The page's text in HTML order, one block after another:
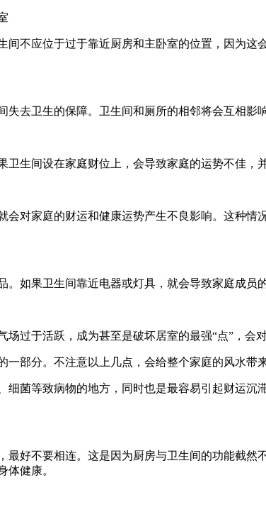
间不应位于过于靠近厨房和主卧室的位置，因为
失去卫生的保障。卫生间和厕所的相邻将会互相影
生间设在家庭财位上，会导致家庭的运势不佳，
会对家庭的财运和健康运势产生不良影响。这种
。如果卫生间靠近电器或灯具，就会导致家庭成员
过于活跃，成为甚至是破坏居室的最强“点”，会
一部分。不注意以上几点，会给整个家庭的风水
细菌等致病物的地方，同时也是最容易引起财运
最好不要相连。这是因为厨房与卫生间的功能截
体健康。